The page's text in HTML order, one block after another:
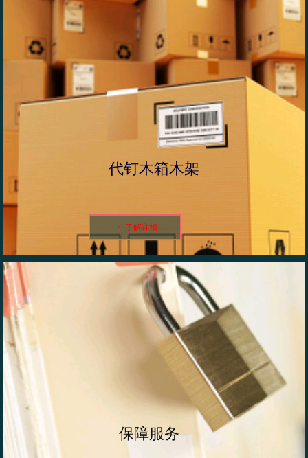
ꁹ 了解详情
代钉木箱木架
保障服务